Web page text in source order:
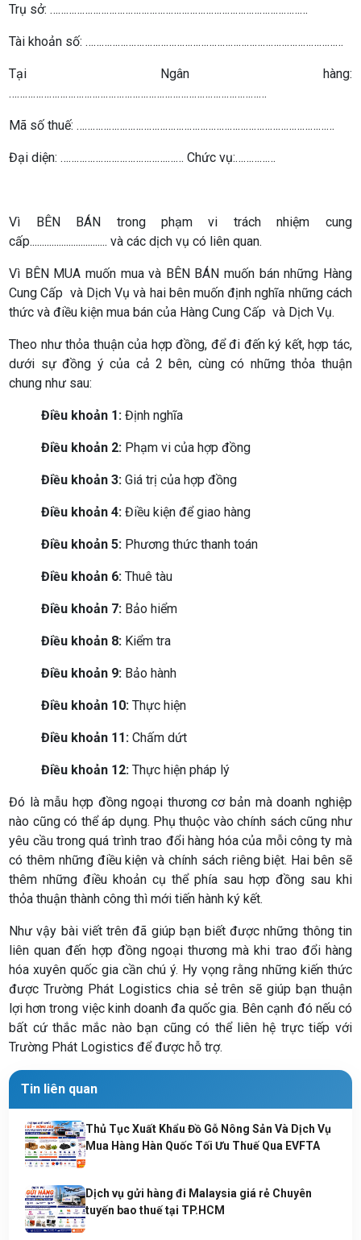
Trụ sở: ……………………………………………………………………………………
Tài khoản số: ……………………………………………………………………………………
Tại Ngân hàng:
……………………………………………………………………………………
Mã số thuế: ……………………………………………………………………………………
Đại diện: ………………………………….…… Chức vụ:……………
Vì BÊN BÁN trong phạm vi trách nhiệm cung
cấp................................ và các dịch vụ có liên quan.
Vì BÊN MUA muốn mua và BÊN BÁN muốn bán những Hàng
Cung Cấp và Dịch Vụ và hai bên muốn định nghĩa những cách
thức và điều kiện mua bán của Hàng Cung Cấp và Dịch Vụ.
Theo như thỏa thuận của hợp đồng, để đi đến ký kết, hợp tác,
dưới sự đồng ý của cả 2 bên, cùng có những thỏa thuận
chung như sau:
Điều khoản 1: Định nghĩa
Điều khoản 2: Phạm vi của hợp đồng
Điều khoản 3: Giá trị của hợp đồng
Điều khoản 4: Điều kiện để giao hàng
Điều khoản 5: Phương thức thanh toán
Điều khoản 6:Thuê tàu
Điều khoản 7: Bảo hiểm
Điều khoản 8: Kiểm tra
Điều khoản 9: Bảo hành
Điều khoản 10:Thực hiện
Điều khoản 11: Chấm dứt
Điều khoản 12:Thực hiện pháp lý
Đó là mẫu hợp đồng ngoại thương cơ bản mà doanh nghiệp
nào cũng có thể áp dụng. Phụ thuộc vào chính sách cũng như
yêu cầu trong quá trình trao đổi hàng hóa của mỗi công ty mà
có thêm những điều kiện và chính sách riêng biệt. Hai bên sẽ
thêm những điều khoản cụ thể phía sau hợp đồng sau khi
thỏa thuận thành công thì mới tiến hành ký kết.
Như vậy bài viết trên đã giúp bạn biết được những thông tin
liên quan đến hợp đồng ngoại thương mà khi trao đổi hàng
hóa xuyên quốc gia cần chú ý. Hy vọng rằng những kiến thức
được Trường Phát Logistics chia sẻ trên sẽ giúp bạn thuận
lợi hơn trong việc kinh doanh đa quốc gia. Bên cạnh đó nếu có
bất cứ thắc mắc nào bạn cũng có thể liên hệ trực tiếp với
Trường Phát Logistics để được hỗ trợ.
Tin liên quan
Thủ Tục Xuất Khẩu Đồ Gỗ Nông Sản Và Dịch Vụ
Mua Hàng Hàn Quốc Tối Ưu Thuế Qua EVFTA
Dịch vụ gửi hàng đi Malaysia giá rẻ Chuyên
tuyến bao thuế tại TP.HCM